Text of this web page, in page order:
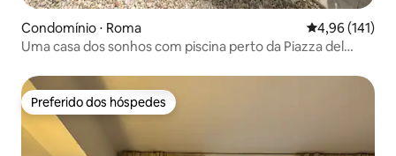
Condomínio ⋅ Roma 4,96 de uma
4,96 (141)
Uma casa dos sonhos com piscina perto da Piazza del
Preferido dos hóspedes
Preferido dos hóspedes